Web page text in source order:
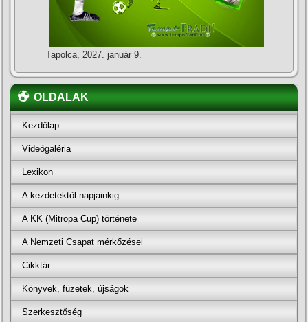
Tapolca, 2027. január 9.
OLDALAK
Kezdőlap
Videógaléria
Lexikon
A kezdetektől napjainkig
A KK (Mitropa Cup) története
A Nemzeti Csapat mérkőzései
Cikktár
Könyvek, füzetek, újságok
Szerkesztőség